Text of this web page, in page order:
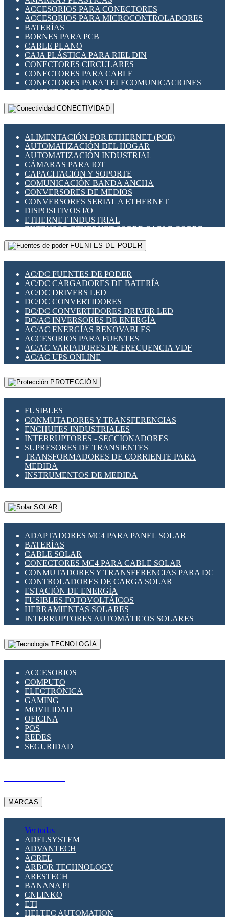
INDICADORES PARA PANEL
INTERFACES DE RELÉ
INTERRUPTORES FIN DE CARRERA
LLAVES CONMUTADORAS
MEDIDORES DE ENERGÍA Y TC'S DE CORRIENTE
MOTORES PASO A PASO
PANTALLAS HMI
PLC -CONTROLADORES LÓGICO PROGRAMABLES
PROGRAMADORES DE HORARIO
RELÉS DE PROTECCIÓN
SENSORES CAPACITIVOS
SENSORES INDUCTIVOS
TEMPORIZADORES
VARIACS
VARIADORES DE FRECUENCIA [VDF]
SECCIONADORES - INTERRUPTORES
MAQUINARIA
ACCESORIOS PARA CONECTORES
ACCESORIOS PARA MICROCONTROLADORES
BATERÍAS
BORNES PARA PCB
CABLE PLANO
CAJA PLÁSTICA PARA RIEL DIN
CONECTORES CIRCULARES
CONECTORES PARA CABLE
CONECTORES PARA TELECOMUNICACIONES
CONECTORES CABLE A PCB
CONECTORES PCB A CABLE
DIP SWITCHES
HERRAMIENTAS VARIAS
ILUMINACIÓN LED
INTERRUPTORES REED
INTERFACES DE RELÉ
OTROS RELÉS
PROTECCIÓN TÉRMICA
RELÉS AUTOMOTRICES
RELÉS DE SEÑAL
RELÉS DE ESTADO SÓLIDO SSR
RELÉS INDUSTRIALES
RELÉS MINIATURA DE POTENCIA
SENSORES MAGNÉTICOS
SWITCH Y MICROSWITCH
TARJETAS PI
UNIÓN Y DERIVACIÓN DE CABLE
CONECTIVIDAD
ALIMENTACIÓN POR ETHERNET (POE)
AUTOMATIZACIÓN DEL HOGAR
AUTOMATIZACIÓN INDUSTRIAL
CÁMARAS PARA IOT
CAPACITACIÓN Y SOPORTE
COMUNICACIÓN BANDA ANCHA
CONVERSORES DE MEDIOS
CONVERSORES SERIAL A ETHERNET
DISPOSITIVOS I/O
ETHERNET INDUSTRIAL
EXTENSOR ETHERNET SOBRE CABLE COBRE
GATEWAY LORAWAN
GESTIÓN DE REDES
PLACAS MODULARES IOT
SWITCHES Y REDES WIFI
SOLUCIONES IOT
SOLUCIONES LORAWAN
SOLUCIONES RED CELULAR
SEGURIDAD PARA REDES
SWITCHES LAN
TELEFONÍA IP (VOIP)
VIGILANCIA IP (CCTV)
MESHTASTIC
FUENTES DE PODER
AC/DC FUENTES DE PODER
AC/DC CARGADORES DE BATERÍA
AC/DC DRIVERS LED
DC/DC CONVERTIDORES
DC/DC CONVERTIDORES DRIVER LED
DC/AC INVERSORES DE ENERGÍA
AC/AC ENERGÍAS RENOVABLES
ACCESORIOS PARA FUENTES
AC/AC VARIADORES DE FRECUENCIA VDF
AC/AC UPS ONLINE
PROTECCIÓN
FUSIBLES
CONMUTADORES Y TRANSFERENCIAS
ENCHUFES INDUSTRIALES
INTERRUPTORES - SECCIONADORES
SUPRESORES DE TRANSIENTES
TRANSFORMADORES DE CORRIENTE PARA
MEDIDA
INSTRUMENTOS DE MEDIDA
SOLAR
ADAPTADORES MC4 PARA PANEL SOLAR
BATERÍAS
CABLE SOLAR
CONECTORES MC4 PARA CABLE SOLAR
CONMUTADORES Y TRANSFERENCIAS PARA DC
CONTROLADORES DE CARGA SOLAR
ESTACIÓN DE ENERGÍA
FUSIBLES FOTOVOLTÁICOS
HERRAMIENTAS SOLARES
INTERRUPTORES AUTOMÁTICOS SOLARES
INTERRUPTORES - SECCIONADORES
FOTOVOLTÁICOS
MONTAJE PANEL SOLAR
SUPRESOR DE TRANSIENTES SPDS PARA
APLICACIONES FOTOVOLTAICAS
TECNOLOGÍA
ACCESORIOS
COMPUTO
ELECTRÓNICA
GAMING
MOVILIDAD
OFICINA
POS
REDES
SEGURIDAD
MARCAS
Ver todas
ADELSYSTEM
ADVANTECH
ACREL
ARBOR TECHNOLOGY
ARESTECH
BANANA PI
CNLINKO
ETI
HELTEC AUTOMATION